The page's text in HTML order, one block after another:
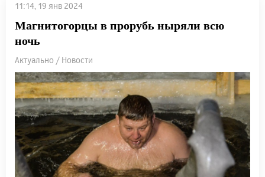
11:14, 19 янв 2024
Магнитогорцы в прорубь ныряли всю
ночь
Актуально / Новости